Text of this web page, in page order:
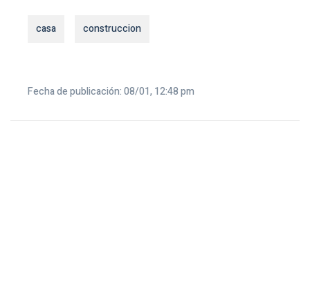
casa construccion
Fecha de publicación: 08/01, 12:48 pm